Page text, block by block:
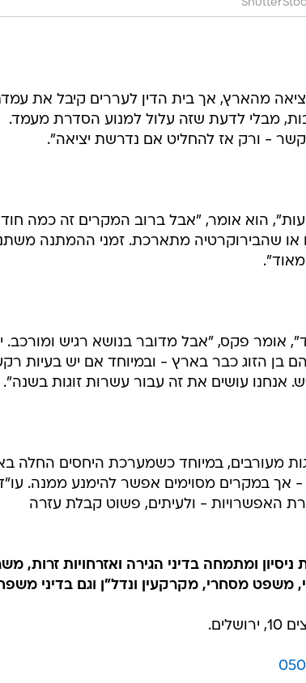
מהארץ, אך בית הדין לעררים קיבל את
מבלי לדעת שזה עלול למנוע הסדרת מעמד.
- ורק אז להחליט אם נדרשת יציאה".
הוא אומר, "אבל ברוב המקרים זה כמה
או שהבירוקרטיה מתארכת. זמני ההמתנה
אומר פקס, "אבל מדובר בנושא רגיש ומורכב.
הזוג כבר בארץ - ובמיוחד אם יש בעיות
אנחנו עושים את זה עבור עשרות זוגות בשנה".
מעורבים, במיוחד כשמערכת היחסים החלה
אך במקרים מסוימים אפשר להימנע ממנה.
האפשרויות - ולעיתים, פשוט קבלת עזרה
דקר, פקס לוי, הינו בעל 49 שנות ניסיון ומתמחה בדיני הגירה ואזרחויות זרות,
משפט מסחרי, מקרקעין ונדל"ן וגם בדיני